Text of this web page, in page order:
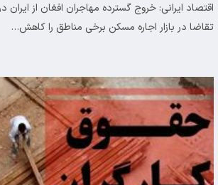
اقتصاد ایرانی: خروج گسترده مهاجران افغان از
تقاضا در بازار اجاره مسکن برخی مناطق را کاهش…